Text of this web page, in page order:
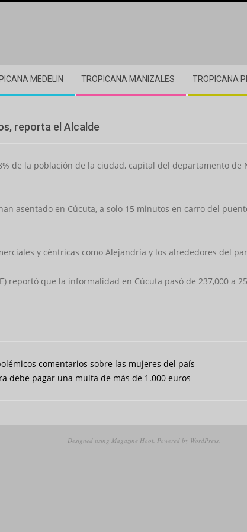
MEDELIN TROPICANA MANIZALES TROPICANA
reporta el Alcalde
de la población de la ciudad, capital del departamento
asentado en Cúcuta, a solo 15 minutos en carro del
y céntricas como Alejandría y los alrededores del
reportó que la informalidad en Cúcuta pasó de 237,000 a
comentarios sobre las mujeres del país
debe pagar una multa de más de 1.000 euros
Designed using Magazine Hoot . Powered by WordPress